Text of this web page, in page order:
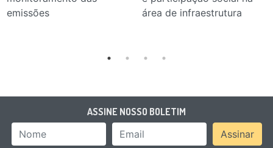
emissões
área de infraestrutura
ASSINE NOSSO BOLETIM
Email AddressAssinar